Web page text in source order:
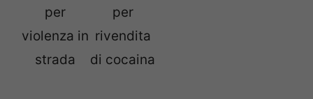
per
violenza in
strada
per
rivendita
di cocaina